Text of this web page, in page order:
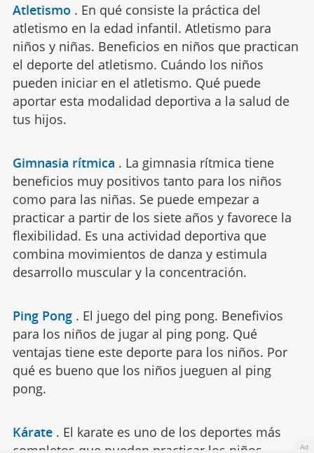
Atletismo . En qué consiste la práctica del
atletismo en la edad infantil. Atletismo para
niños y niñas. Beneficios en niños que practican
el deporte del atletismo. Cuándo los niños
pueden iniciar en el atletismo. Qué puede
aportar esta modalidad deportiva a la salud de
tus hijos.
Gimnasia rítmica . La gimnasia rítmica tiene
beneficios muy positivos tanto para los niños
como para las niñas. Se puede empezar a
practicar a partir de los siete años y favorece la
flexibilidad. Es una actividad deportiva que
combina movimientos de danza y estimula
desarrollo muscular y la concentración.
Ping Pong . El juego del ping pong. Benefivios
para los niños de jugar al ping pong. Qué
ventajas tiene este deporte para los niños. Por
qué es bueno que los niños jueguen al ping
pong.
Kárate . El karate es uno de los deportes más
Ad